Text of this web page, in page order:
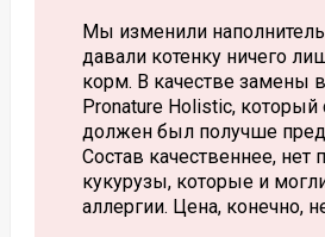
Мы изменили наполнитель
давали котенку ничего
корм. В качестве замены
Pronature Holistic,
должен был получше
Состав качественнее,
кукурузы, которые и
аллергии. Цена, конечно,